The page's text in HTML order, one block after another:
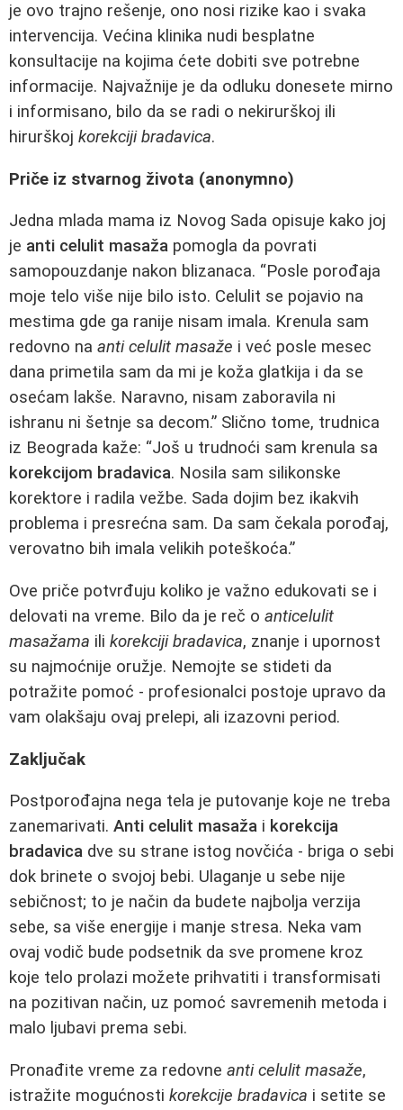
je ovo trajno rešenje, ono nosi rizike kao i svaka
intervencija. Većina klinika nudi besplatne
konsultacije na kojima ćete dobiti sve potrebne
informacije. Najvažnije je da odluku donesete mirno
i informisano, bilo da se radi o nekirurškoj ili
hirurškoj korekciji bradavica.
Priče iz stvarnog života (anonymno)
Jedna mlada mama iz Novog Sada opisuje kako joj
je anti celulit masaža pomogla da povrati
samopouzdanje nakon blizanaca. “Posle porođaja
moje telo više nije bilo isto. Celulit se pojavio na
mestima gde ga ranije nisam imala. Krenula sam
redovno na anti celulit masaže i već posle mesec
dana primetila sam da mi je koža glatkija i da se
osećam lakše. Naravno, nisam zaboravila ni
ishranu ni šetnje sa decom.” Slično tome, trudnica
iz Beograda kaže: “Još u trudnoći sam krenula sa
korekcijom bradavica. Nosila sam silikonske
korektore i radila vežbe. Sada dojim bez ikakvih
problema i presrećna sam. Da sam čekala porođaj,
verovatno bih imala velikih poteškoća.”
Ove priče potvrđuju koliko je važno edukovati se i
delovati na vreme. Bilo da je reč o anticelulit
masažama ili korekciji bradavica, znanje i upornost
su najmoćnije oružje. Nemojte se stideti da
potražite pomoć - profesionalci postoje upravo da
vam olakšaju ovaj prelepi, ali izazovni period.
Zaključak
Postporođajna nega tela je putovanje koje ne treba
zanemarivati. Anti celulit masaža i korekcija
bradavica dve su strane istog novčića - briga o sebi
dok brinete o svojoj bebi. Ulaganje u sebe nije
sebičnost; to je način da budete najbolja verzija
sebe, sa više energije i manje stresa. Neka vam
ovaj vodič bude podsetnik da sve promene kroz
koje telo prolazi možete prihvatiti i transformisati
na pozitivan način, uz pomoć savremenih metoda i
malo ljubavi prema sebi.
Pronađite vreme za redovne anti celulit masaže,
istražite mogućnosti korekcije bradavica i setite se